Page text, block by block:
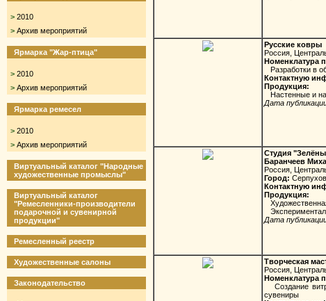
> 2010
> Архив мероприятий
Ярмарка "Жар-птица"
> 2010
> Архив мероприятий
Ярмарка ремесел
> 2010
> Архив мероприятий
Виртуальный каталог "Народные
художественные промыслы"
Виртуальный каталог
"Ремесленники-производители
подарочной и сувенирной
продукции"
Ремесленный реестр
Художественные салоны
Законодательство
Русские ковры
Россия,
Номенклатура
Разработки в
Контактную
Продукция:
Настенные и
Дата
Студия
Баранчеев
Россия,
Город: Серпухов
Контактную
Продукция:
Дата
Творческая
Россия,
Номенклатура
Создание
сувениры